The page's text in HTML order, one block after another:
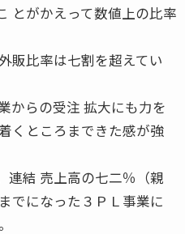
とがかえって数値上の比率
販比率は七割を超えてい
からの受注 拡大にも力を
くところまできた感が強
連結 売上高の七二％（親
でになった３ＰＬ事業に